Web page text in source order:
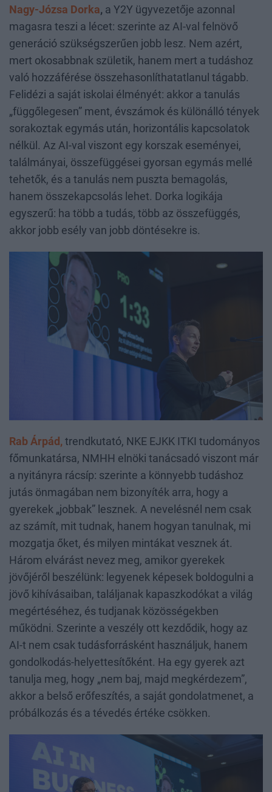
Nagy-Józsa Dorka, a Y2Y ügyvezetője azonnal
magasra teszi a lécet: szerinte az AI-val felnövő
generáció szükségszerűen jobb lesz. Nem azért,
mert okosabbnak születik, hanem mert a tudáshoz
való hozzáférése összehasonlíthatatlanul tágabb.
Felidézi a saját iskolai élményét: akkor a tanulás
„függőlegesen” ment, évszámok és különálló tények
sorakoztak egymás után, horizontális kapcsolatok
nélkül. Az AI-val viszont egy korszak eseményei,
találmányai, összefüggései gyorsan egymás mellé
tehetők, és a tanulás nem puszta bemagolás,
hanem összekapcsolás lehet. Dorka logikája
egyszerű: ha több a tudás, több az összefüggés,
akkor jobb esély van jobb döntésekre is.
Rab Árpád, trendkutató, NKE EJKK ITKI tudományos
főmunkatársa, NMHH elnöki tanácsadó viszont már
a nyitányra rácsíp: szerinte a könnyebb tudáshoz
jutás önmagában nem bizonyíték arra, hogy a
gyerekek „jobbak” lesznek. A nevelésnél nem csak
az számít, mit tudnak, hanem hogyan tanulnak, mi
mozgatja őket, és milyen mintákat vesznek át.
Három elvárást nevez meg, amikor gyerekek
jövőjéről beszélünk: legyenek képesek boldogulni a
jövő kihívásaiban, találjanak kapaszkodókat a világ
megértéséhez, és tudjanak közösségekben
működni. Szerinte a veszély ott kezdődik, hogy az
AI-t nem csak tudásforrásként használjuk, hanem
gondolkodás-helyettesítőként. Ha egy gyerek azt
tanulja meg, hogy „nem baj, majd megkérdezem”,
akkor a belső erőfeszítés, a saját gondolatmenet, a
próbálkozás és a tévedés értéke csökken.